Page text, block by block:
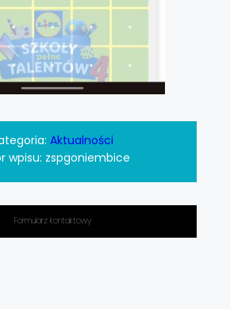
Aktualności
wpisu: zspgoniembice
Formularz kontaktowy